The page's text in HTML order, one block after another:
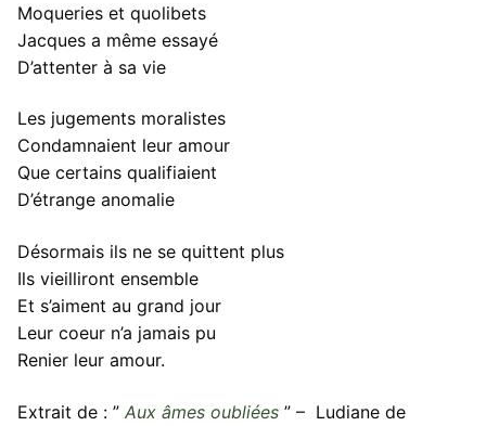
Moqueries et quolibets
Jacques a même essayé
D’attenter à sa vie
Les jugements moralistes
Condamnaient leur amour
Que certains qualifiaient
D’étrange anomalie
Désormais ils ne se quittent plus
Ils vieilliront ensemble
Et s’aiment au grand jour
Leur coeur n’a jamais pu
Renier leur amour.
Extrait de : ” Aux âmes oubliées ” – Ludiane de